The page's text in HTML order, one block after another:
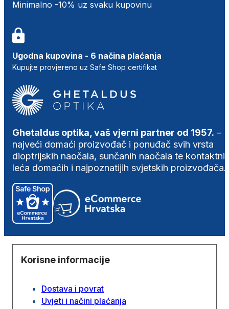
Minimalno -10% uz svaku kupovinu
Ugodna kupovina - 6 načina plaćanja
Kupujte provjereno uz Safe Shop certifikat
Ghetaldus optika, vaš vjerni partner od 1957. –
najveći domaći proizvođač i ponuđač svih vrsta
dioptrijskih naočala, sunčanih naočala te
leća domaćih i najpoznatijih svjetskih proizvođača.
Korisne informacije
Dostava i povrat
Uvjeti i načini plaćanja